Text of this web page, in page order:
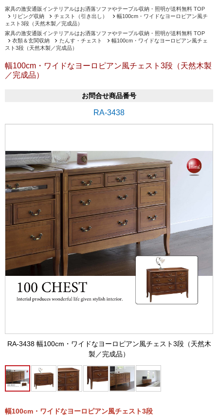
家具の激安通販インテリアルはお洒落ソファやテーブル収納・照明が送料無料 TOP
リビング収納
チェスト（引き出し）
幅100cm・ワイドなヨーロピアン風チ
ェスト3段（天然木製／完成品）
家具の激安通販インテリアルはお洒落ソファやテーブル収納・照明が送料無料 TOP
衣類＆玄関収納
たんす・チェスト
幅100cm・ワイドなヨーロピアン風チェ
スト3段（天然木製／完成品）
幅100cm・ワイドなヨーロピアン風チェスト3段（天然木製
／完成品）
お問合せ商品番号
RA-3438
RA-3438 幅100cm・ワイドなヨーロピアン風チェスト3段（天然木
製／完成品）
幅100cm・ワイドなヨーロピアン風チェスト3段